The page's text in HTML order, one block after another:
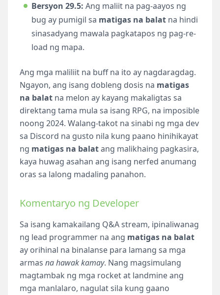
Bersyon 29.5: Ang maliit na pag-aayos ng
bug ay pumigil sa matigas na balat na hindi
sinasadyang mawala pagkatapos ng pag-re-
load ng mapa.
Ang mga maliliit na buff na ito ay nagdaragdag.
Ngayon, ang isang dobleng dosis na matigas
na balat na melon ay kayang makaligtas sa
direktang tama mula sa isang RPG, na imposible
noong 2024. Walang-takot na sinabi ng mga dev
sa Discord na gusto nila kung paano hinihikayat
ng matigas na balatang malikhaing pagkasira,
kaya huwag asahan ang isang nerfed anumang
oras sa lalong madaling panahon.
Komentaryo ng Developer
Sa isang kamakailang Q&A stream, ipinaliwanag
ng lead programmer na ang matigas na balat
ay orihinal na binalanse para lamang sa mga
armas na hawak kamay. Nang magsimulang
magtambak ng mga rocket at landmine ang
mga manlalaro, nagulat sila kung gaano